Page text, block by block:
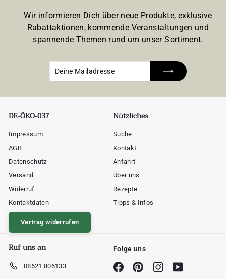
Wir informieren Dich über neue Produkte, exklusive
Rabattaktionen, kommende Veranstaltungen und
spannende Themen rund um unser Sortiment.
DE-ÖKO-037
Impressum
AGB
Datenschutz
Versand
Widerruf
Kontaktdaten
Vertrag widerrufen
Nützliches
Suche
Kontakt
Anfahrt
Über uns
Rezepte
Tipps & Infos
Ruf uns an
08621 806133
Folge uns
FacebookPinterestInstagram